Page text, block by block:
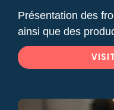
Présentation des
ainsi que des